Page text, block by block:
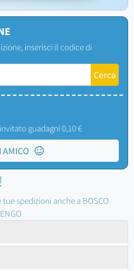
inserisci il codice di
guadagni 0,10 €
AMICO
spedizioni anche a BOSCO